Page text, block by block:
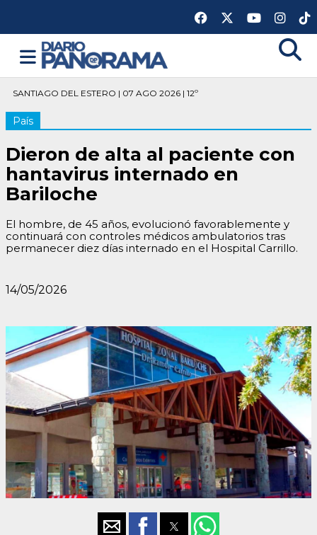
SANTIAGO DEL ESTERO | 07 AGO 2026 | 12º
País
Dieron de alta al paciente con
hantavirus internado en
Bariloche
El hombre, de 45 años, evolucionó favorablemente y
continuará con controles médicos ambulatorios tras
permanecer diez días internado en el Hospital Carrillo.
14/05/2026